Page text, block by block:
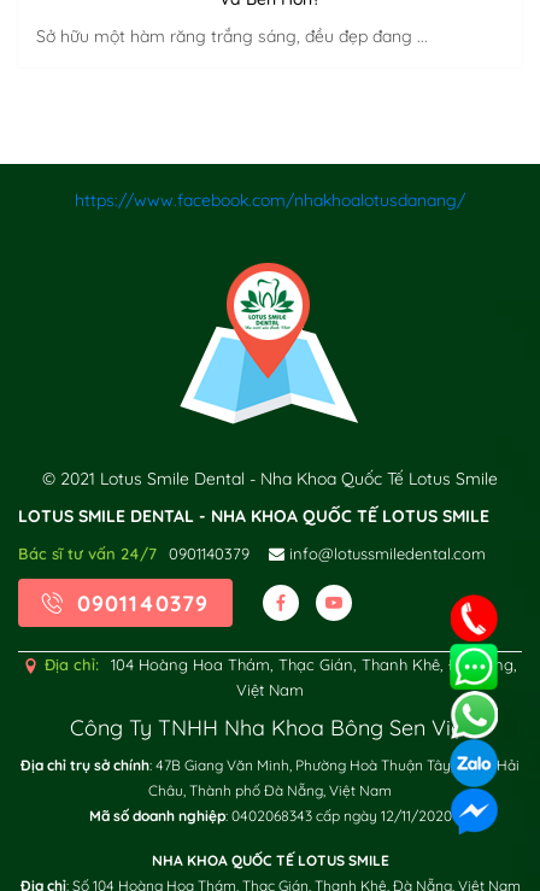
Sở hữu một hàm răng trắng sáng, đều đẹp đang ...
https://www.facebook.com/nhakhoalotusdanang/
© 2021 Lotus Smile Dental - Nha Khoa Quốc Tế Lotus Smile
LOTUS SMILE DENTAL - NHA KHOA QUỐC TẾ LOTUS SMILE
Bác sĩ tư vấn 24/7 0901140379 info@lotussmiledental.com
0901140379
Địa chỉ:
104 Hoàng Hoa Thám, Thạc Gián, Thanh Khê, Đà Nẵng,
Việt Nam
Công Ty TNHH Nha Khoa Bông Sen Việt
Địa chỉ trụ sở chính: 47B Giang Văn Minh, Phường Hoà Thuận Tây, Quận Hải
Châu, Thành phố Đà Nẵng, Việt Nam
Mã số doanh nghiệp: 0402068343 cấp ngày 12/11/2020
NHA KHOA QUỐC TẾ LOTUS SMILE
Địa chỉ: Số 104 Hoàng Hoa Thám, Thạc Gián, Thanh Khê, Đà Nẵng, Việt Nam